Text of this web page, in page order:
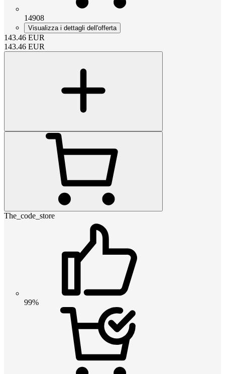
14908
Visualizza i dettagli dell'offerta
143.46 EUR
143.46 EUR
The_code_store
99%